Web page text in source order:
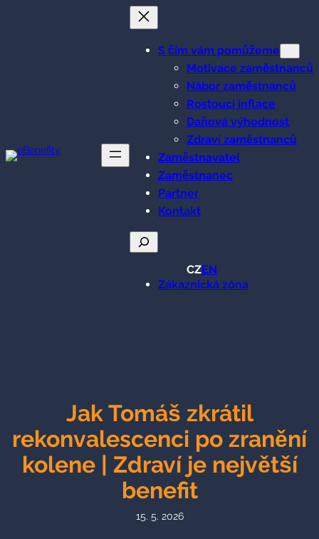
S čím vám pomůžeme
Motivace zaměstnanců
Nábor zaměstnanců
Rostoucí inflace
Daňová výhodnost
Zdraví zaměstnanců
Zaměstnavatel
Zaměstnanec
Partner
Kontakt
Hledat
CZEN
Zákaznická zóna
Jak Tomáš zkrátil
rekonvalescenci po zranění
kolene | Zdraví je největší
benefit
15. 5. 2026